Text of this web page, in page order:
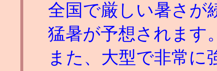
全国で厳しい暑さが
猛暑が予想されます
また、大型で非常に